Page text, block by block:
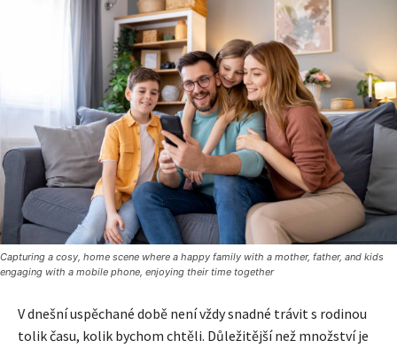
Capturing a cosy, home scene where a happy family with a mother, father, and kids
engaging with a mobile phone, enjoying their time together
V dnešní uspěchané době není vždy snadné trávit s rodinou
tolik času, kolik bychom chtěli. Důležitější než množství je